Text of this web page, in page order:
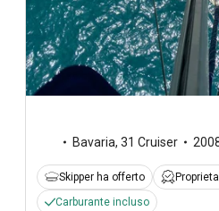
Bavaria, 31 Cruiser
Skipper ha offerto
Carburante incluso